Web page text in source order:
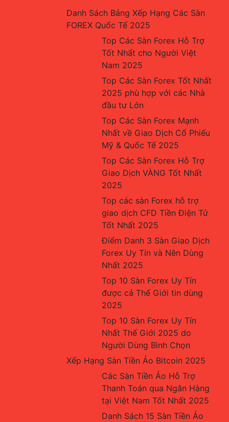
Danh Sách Bảng Xếp Hạng Các Sàn
FOREX Quốc Tế 2025
Top Các Sàn Forex Hỗ Trợ
Tốt Nhất cho Người Việt
Nam 2025
Top Các Sàn Forex Tốt Nhất
2025 phù hợp với các Nhà
đầu tư Lớn
Top Các Sàn Forex Mạnh
Nhất về Giao Dịch Cổ Phiếu
Mỹ & Quốc Tế 2025
Top Các Sàn Forex Hỗ Trợ
Giao Dịch VÀNG Tốt Nhất
2025
Top các sàn Forex hỗ trợ
giao dịch CFD Tiền Điện Tử
Tốt Nhất 2025
Điểm Danh 3 Sàn Giao Dịch
Forex Uy Tín và Nên Dùng
Nhất 2025
Top 10 Sàn Forex Uy Tín
được cả Thế Giới tin dùng
2025
Top 10 Sàn Forex Uy Tín
Nhất Thế Giới 2025 do
Người Dùng Bình Chọn
Xếp Hạng Sàn Tiền Ảo Bitcoin 2025
Các Sàn Tiền Ảo Hỗ Trợ
Thanh Toán qua Ngân Hàng
tại Việt Nam Tốt Nhất 2025
Danh Sách 15 Sàn Tiền Ảo